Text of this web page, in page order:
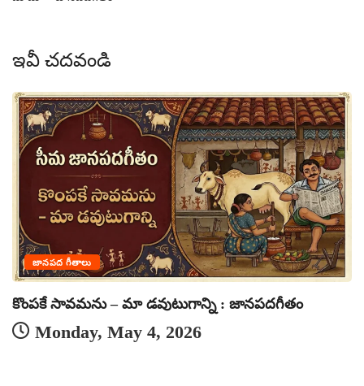
ఇవీ చదవండి
జానపద గీతాలు
కొంపకే సావమను – మా డవుటుగాన్ని : జానపదగీతం
Monday, May 4, 2026